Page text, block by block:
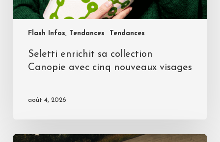
Flash Infos, Tendances Tendances
Seletti enrichit sa collection
Canopie avec cinq nouveaux visages
août 4, 2026